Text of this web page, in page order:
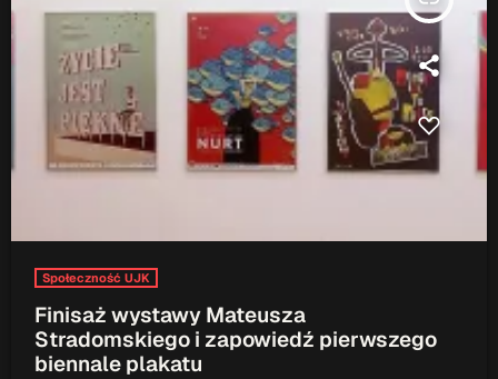
Społeczność UJK
Finisaż wystawy Mateusza
Stradomskiego i zapowiedź pierwszego
biennale plakatu